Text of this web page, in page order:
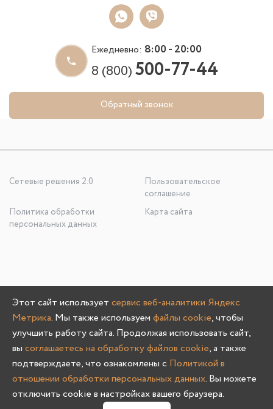
Ежедневно: 8:00 - 20:00
8 (800)500-77-44
Обратный звонок
Сетевые решения 2.0
Пользовательское
соглашение
Политика обработки
персональных данных
Карта сайта
ООО «УЮТНО И ТОЧКА», ОГРН: 1245200020636
603107, Нижегородская область, г. Нижний Новгород, пр-
кт Гагарина, д. 178/1
Олмеко © 2004 -2026
Этот сайт использует сервис веб-аналитики Яндекс
Метрика. Мы также используем файлы cookie, чтобы
улучшить работу сайта. Продолжая использовать сайт,
вы соглашаетесь на обработку файлов cookie, а также
подтверждаете, что ознакомлены с Политикой в
отношении обработки персональных данных. Вы можете
отключить cookie в настройках вашего браузера.